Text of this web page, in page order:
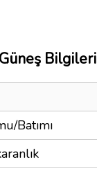
Bilgileri
Batımı